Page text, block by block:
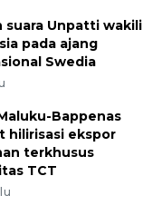
suara Unpatti wakili
pada ajang
Swedia
Bappenas
hilirisasi ekspor
terkhusus
TCT